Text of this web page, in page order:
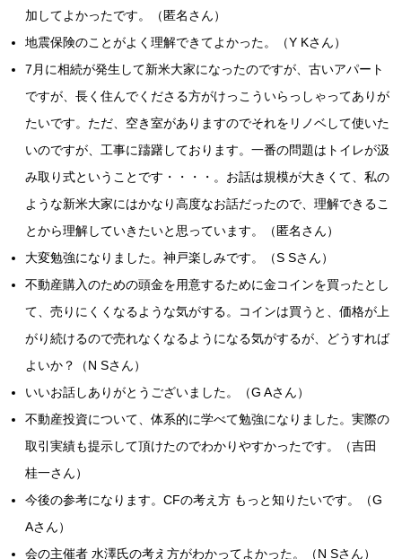
加してよかったです。（匿名さん）
地震保険のことがよく理解できてよかった。（Y Kさん）
7月に相続が発生して新米大家になったのですが、古いアパート
ですが、長く住んでくださる方がけっこういらっしゃってありが
たいです。ただ、空き室がありますのでそれをリノベして使いた
いのですが、工事に躊躇しております。一番の問題はトイレが汲
み取り式ということです・・・・。お話は規模が大きくて、私の
ような新米大家にはかなり高度なお話だったので、理解できるこ
とから理解していきたいと思っています。（匿名さん）
大変勉強になりました。神戸楽しみです。（S Sさん）
不動産購入のための頭金を用意するために金コインを買ったとし
て、売りにくくなるような気がする。コインは買うと、価格が上
がり続けるので売れなくなるようになる気がするが、どうすれば
よいか？（N Sさん）
いいお話しありがとうございました。（G Aさん）
不動産投資について、体系的に学べて勉強になりました。実際の
取引実績も提示して頂けたのでわかりやすかったです。（吉田
桂一さん）
今後の参考になります。CFの考え方 もっと知りたいです。（G
Aさん）
会の主催者 水澤氏の考え方がわかってよかった。（N Sさん）